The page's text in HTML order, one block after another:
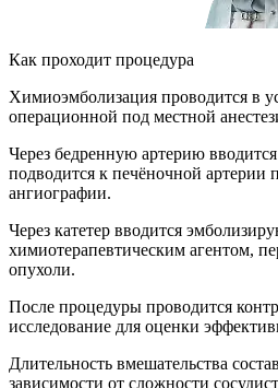
Как проходит процедура
Химиоэмболизация проводится в
операционной под местной
Через бедренную артерию
подводится к печёночной артерии
ангиографии.
Через катетер вводится
химиотерапевтическим агентом,
опухоли.
После процедуры проводится
исследование для оценки
Длительность вмешательства
зависимости от сложности